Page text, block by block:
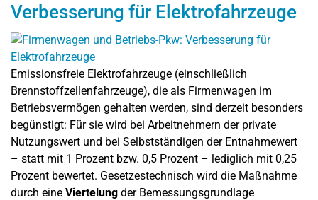
Verbesserung für Elektrofahrzeuge
Emissionsfreie Elektrofahrzeuge (einschließlich
Brennstoffzellenfahrzeuge), die als Firmenwagen im
Betriebsvermögen gehalten werden, sind derzeit besonders
begünstigt: Für sie wird bei Arbeitnehmern der private
Nutzungswert und bei Selbstständigen der Entnahmewert
– statt mit 1 Prozent bzw. 0,5 Prozent – lediglich mit 0,25
Prozent bewertet. Gesetzestechnisch wird die Maßnahme
durch eine Viertelung der Bemessungsgrundlage